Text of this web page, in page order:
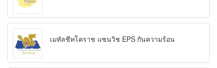
เมทัลชีทโคราช แซนวิช EPS กันความร้อน